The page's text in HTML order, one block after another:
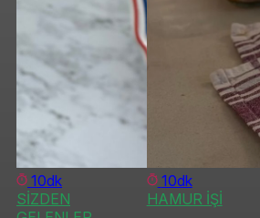
10dk
SİZDEN
10dk
HAMUR İŞİ